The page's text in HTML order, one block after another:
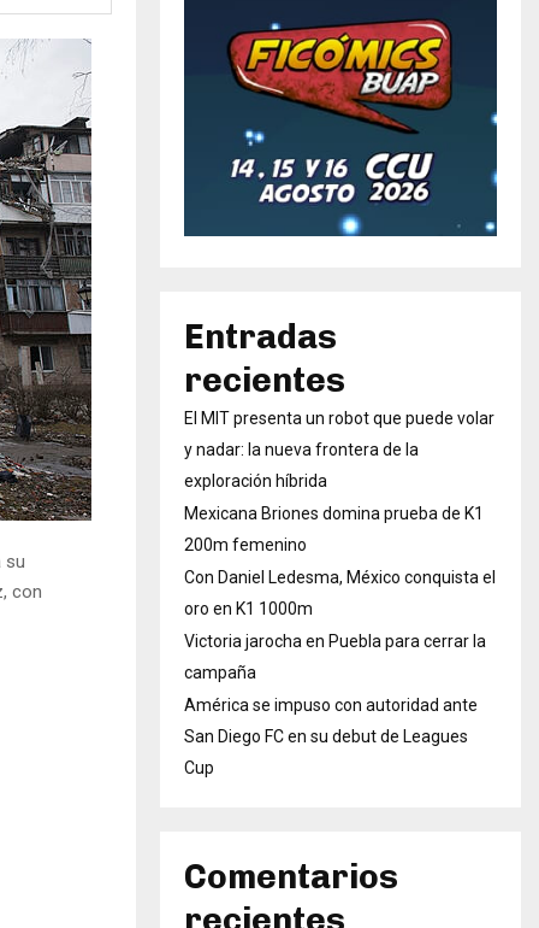
su
con
Entradas
recientes
El MIT presenta un robot que puede volar
y nadar: la nueva frontera de la
exploración híbrida
Mexicana Briones domina prueba de K1
200m femenino
Con Daniel Ledesma, México conquista el
oro en K1 1000m
Victoria jarocha en Puebla para cerrar la
campaña
América se impuso con autoridad ante
San Diego FC en su debut de Leagues
Cup
Comentarios